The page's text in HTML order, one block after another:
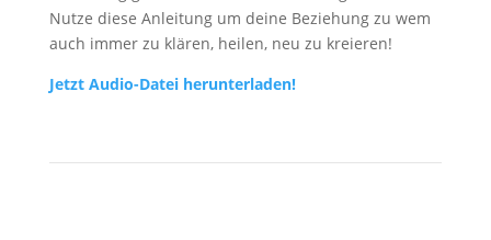
Nutze diese Anleitung um deine Beziehung zu wem
auch immer zu klären, heilen, neu zu kreieren!
Jetzt Audio-Datei herunterladen!